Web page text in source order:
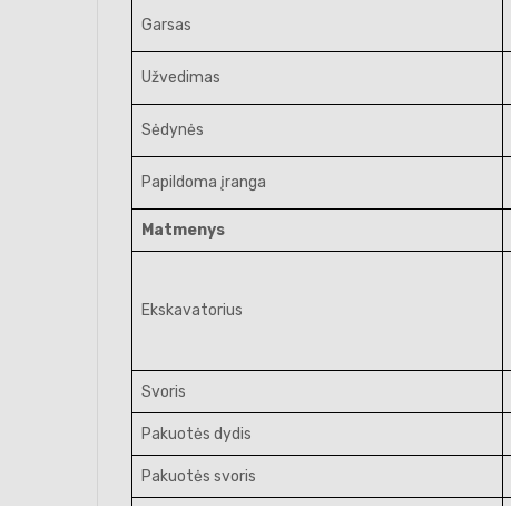
Garsas
Užvedimas
Sėdynės
Papildoma įranga
Matmenys
Ekskavatorius
Svoris
Pakuotės dydis
Pakuotės svoris